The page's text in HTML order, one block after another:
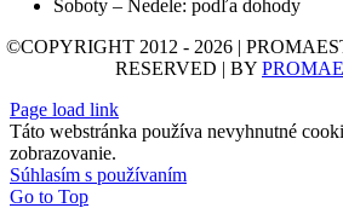
Soboty – Nedele: podľa dohody
©COPYRIGHT 2012 - 2026 |
RESERVED | BY
Page load link
Táto webstránka používa nevyhnutné
zobrazovanie.
Súhlasím s používaním
Go to Top